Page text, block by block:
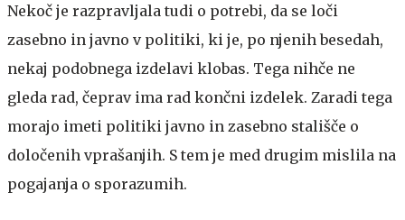
Nekoč je razpravljala tudi o potrebi, da se loči
zasebno in javno v politiki, ki je, po njenih besedah,
nekaj podobnega izdelavi klobas. Tega nihče ne
gleda rad, čeprav ima rad končni izdelek. Zaradi tega
morajo imeti politiki javno in zasebno stališče o
določenih vprašanjih. S tem je med drugim mislila na
pogajanja o sporazumih.